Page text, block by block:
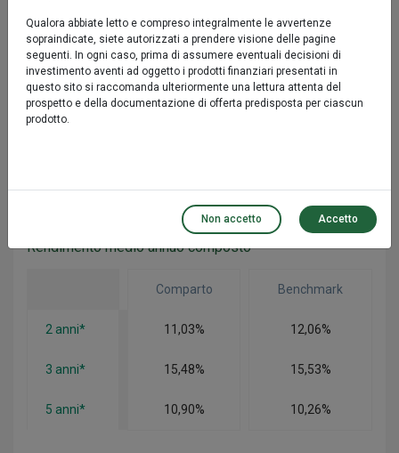
6 mesi 13,57% 13,58%
Performance
Benchmark
3 anni* 54,08% 54,26%
Rendimento medio annuo composto
Comparto Benchmark
2 anni* 11,03% 12,06%
3 anni* 15,48% 15,53%
5 anni* 10,90% 10,26%
Qualora abbiate letto e compreso integralmente le avvertenze
sopraindicate, siete autorizzati a prendere visione delle pagine
seguenti. In ogni caso, prima di assumere eventuali decisioni di
investimento aventi ad oggetto i prodotti finanziari presentati in
questo sito si raccomanda ulteriormente una lettura attenta del
prospetto e della documentazione di offerta predisposta per ciascun
prodotto.
Non accetto Accetto